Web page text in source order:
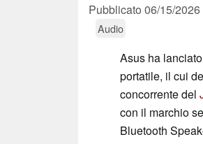
Pubblicato 06/15/2026
Audio
Asus ha
portatile, il cui
concorrente del
con il marchio
Bluetooth